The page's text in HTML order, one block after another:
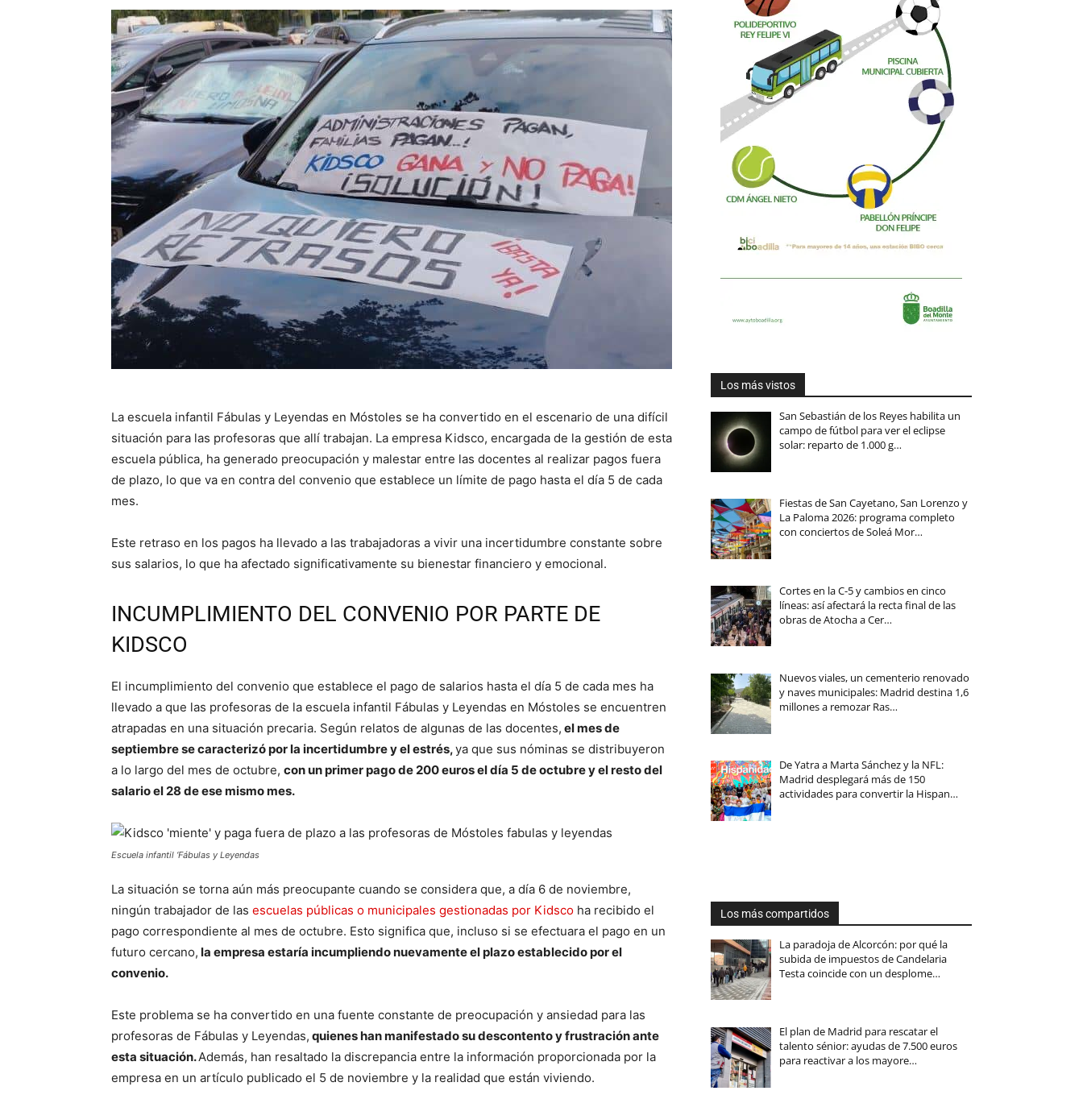
La escuela infantil Fábulas y Leyendas en Móstoles se ha convertido en el escenario de una difícil
situación para las profesoras que allí trabajan. La empresa Kidsco, encargada de la gestión de esta
escuela pública, ha generado preocupación y malestar entre las docentes al realizar pagos fuera
de plazo, lo que va en contra del convenio que establece un límite de pago hasta el día 5 de cada
mes.
Este retraso en los pagos ha llevado a las trabajadoras a vivir una incertidumbre constante sobre
sus salarios, lo que ha afectado significativamente su bienestar financiero y emocional.
INCUMPLIMIENTO DEL CONVENIO POR PARTE DE
KIDSCO
El incumplimiento del convenio que establece el pago de salarios hasta el día 5 de cada mes ha
llevado a que las profesoras de la escuela infantil Fábulas y Leyendas en Móstoles se encuentren
atrapadas en una situación precaria. Según relatos de algunas de las docentes, el mes de
septiembre se caracterizó por la incertidumbre y el estrés,ya que sus nóminas se distribuyeron
a lo largo del mes de octubre, con un primer pago de 200 euros el día 5 de octubre y el resto del
salario el 28 de ese mismo mes.
Escuela infantil ‘Fábulas y Leyendas
La situación se torna aún más preocupante cuando se considera que, a día 6 de noviembre,
ningún trabajador de las escuelas públicas o municipales gestionadas por Kidsco ha recibido el
pago correspondiente al mes de octubre. Esto significa que, incluso si se efectuara el pago en un
futuro cercano, la empresa estaría incumpliendo nuevamente el plazo establecido por el
convenio.
Este problema se ha convertido en una fuente constante de preocupación y ansiedad para las
profesoras de Fábulas y Leyendas, quienes han manifestado su descontento y frustración ante
esta situación.Además, han resaltado la discrepancia entre la información proporcionada por la
empresa en un artículo publicado el 5 de noviembre y la realidad que están viviendo.
Los más vistos
San Sebastián de los Reyes habilita un
campo de fútbol para ver el eclipse
solar: reparto de 1.000 g…
Fiestas de San Cayetano, San Lorenzo y
La Paloma 2026: programa completo
con conciertos de Soleá Mor…
Cortes en la C-5 y cambios en cinco
líneas: así afectará la recta final de las
obras de Atocha a Cer…
Nuevos viales, un cementerio renovado
y naves municipales: Madrid destina 1,6
millones a remozar Ras…
De Yatra a Marta Sánchez y la NFL:
Madrid desplegará más de 150
actividades para convertir la Hispan…
Los más compartidos
La paradoja de Alcorcón: por qué la
subida de impuestos de Candelaria
Testa coincide con un desplome…
El plan de Madrid para rescatar el
talento sénior: ayudas de 7.500 euros
para reactivar a los mayore…